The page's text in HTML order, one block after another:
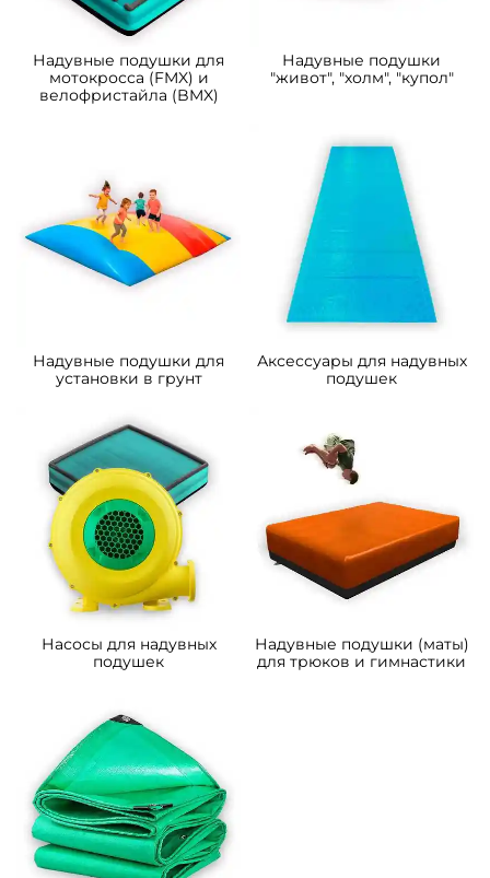
Надувные подушки для
мотокросса (FMX) и
велофристайла (BMX)
Надувные подушки
"живот", "холм", "купол"
Надувные подушки для
установки в грунт
Аксессуары для надувных
подушек
Насосы для надувных
подушек
Надувные подушки (маты)
для трюков и гимнастики